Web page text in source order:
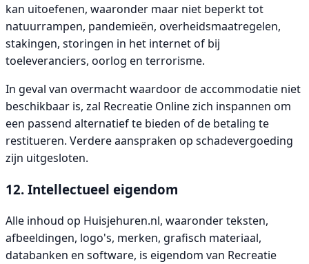
kan uitoefenen, waaronder maar niet beperkt tot
natuurrampen, pandemieën, overheidsmaatregelen,
stakingen, storingen in het internet of bij
toeleveranciers, oorlog en terrorisme.
In geval van overmacht waardoor de accommodatie niet
beschikbaar is, zal Recreatie Online zich inspannen om
een passend alternatief te bieden of de betaling te
restitueren. Verdere aanspraken op schadevergoeding
zijn uitgesloten.
12. Intellectueel eigendom
Alle inhoud op Huisjehuren.nl, waaronder teksten,
afbeeldingen, logo's, merken, grafisch materiaal,
databanken en software, is eigendom van Recreatie